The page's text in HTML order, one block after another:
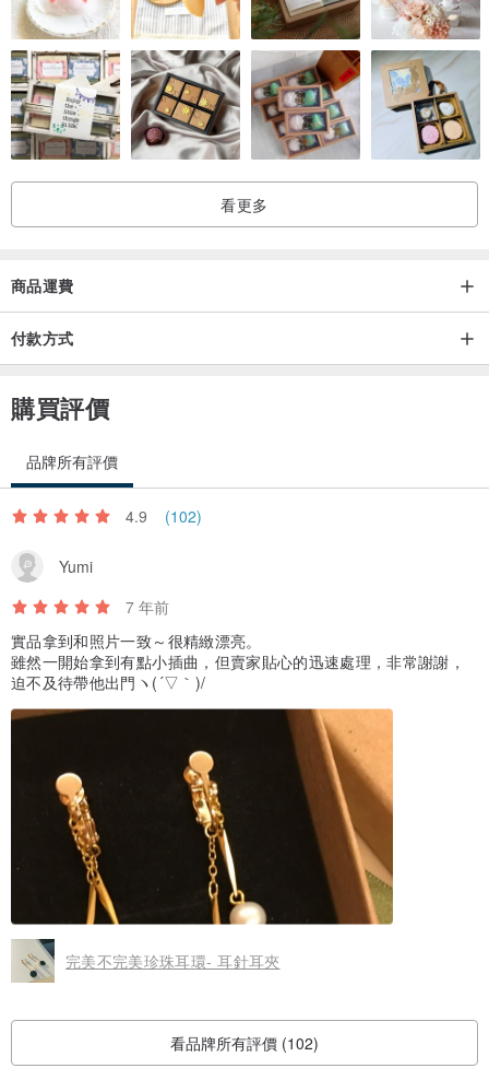
看更多
商品運費
付款方式
購買評價
品牌所有評價
4.9 (102)
Yumi
7 年前
實品拿到和照片一致～很精緻漂亮。
雖然一開始拿到有點小插曲，但賣家貼心的迅速處理，非常謝謝，
迫不及待帶他出門ヽ(´▽｀)/
完美不完美珍珠耳環- 耳針耳夾
看品牌所有評價 (102)